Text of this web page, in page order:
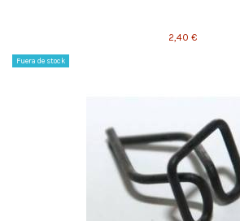
2,40 €
Fuera de stock